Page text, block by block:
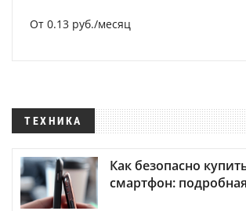
От 0.13 руб./месяц
ТЕХНИКА
Как безопасно
смартфон: